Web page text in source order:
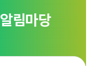
알림마당